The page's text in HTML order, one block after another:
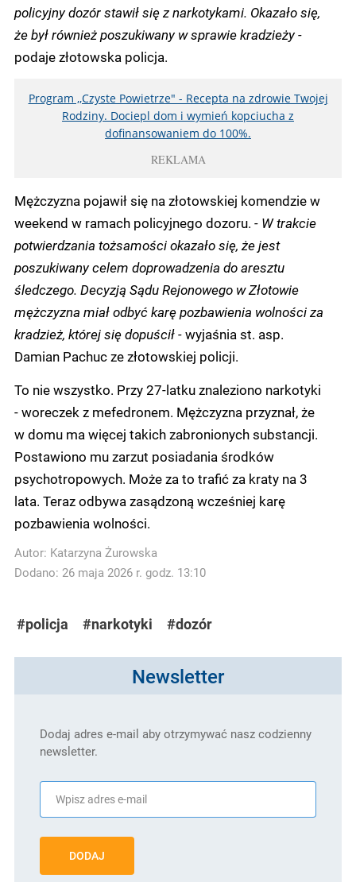
policyjny dozór stawił się z narkotykami. Okazało się,
że był również poszukiwany w sprawie kradzieży -
podaje złotowska policja.
Program ,,Czyste Powietrze" - Recepta na zdrowie Twojej
Rodziny. Dociepl dom i wymień kopciucha z
dofinansowaniem do 100%.
REKLAMA
Mężczyzna pojawił się na złotowskiej komendzie w
weekend w ramach policyjnego dozoru. - W trakcie
potwierdzania tożsamości okazało się, że jest
poszukiwany celem doprowadzenia do aresztu
śledczego. Decyzją Sądu Rejonowego w Złotowie
mężczyzna miał odbyć karę pozbawienia wolności za
kradzież, której się dopuścił -wyjaśnia st. asp.
Damian Pachuc ze złotowskiej policji.
To nie wszystko. Przy 27-latku znaleziono narkotyki
- woreczek z mefedronem. Mężczyzna przyznał, że
w domu ma więcej takich zabronionych substancji.
Postawiono mu zarzut posiadania środków
psychotropowych. Może za to trafić za kraty na 3
lata. Teraz odbywa zasądzoną wcześniej karę
pozbawienia wolności.
Autor: Katarzyna Żurowska
Dodano: 26 maja 2026 r. godz. 13:10
#policja #narkotyki #dozór
Newsletter
Dodaj adres e-mail aby otrzymywać nasz codzienny
newsletter.
DODAJ